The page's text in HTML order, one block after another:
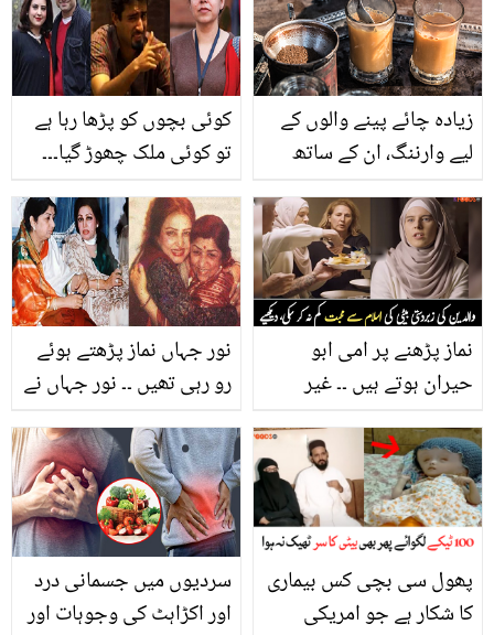
کوئی بچوں کو پڑھا رہا ہے
تو کوئی ملک چھوڑ گیا۔۔۔
نے اسکرین پر کم کام کیا
اور چھا گئے لیکن اب کہاں
ہیں؟
زيادہ چائے پینے والوں کے
لیے وارننگ، ان کے ساتھ
نور جہاں نماز پڑھتے ہوئے
رو رہی تھیں ۔۔ نور جہاں نے
بریانی کیوں دی تھی؟
دلچسپ معلومات
نماز پڑھنے پر امی ابو
حیران ہوتے ہیں ۔۔ غیر
بیٹی، جسے والدین کی
محبت بھی اسلام سے نہ ہٹا
سکی، دیکھیے
سردیوں میں جسمانی درد
اور اکڑاہٹ کی وجوہات اور
پھول سی بچی کس بیماری
کا شکار ہے جو امریکی